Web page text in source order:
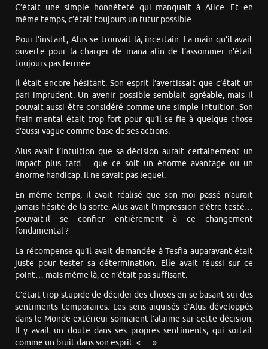
C’était une simple honnêteté qui manquait à Alice. Et en
même temps, c’était toujours un futur possible.
Pour l’instant, Alus se trouvait là, incertain. La main qu’il avait
ouverte pour la charger de mana afin de l’assommer n’était
toujours pas fermée.
Il était encore hésitant. Son esprit l’avertissait que c’était un
pari imprudent. Un avenir possible semblait agréable, mais il
pouvait aussi être considéré comme une simple intuition. Son
frein mental était trop fort pour qu’il se fie à quelque chose
d’aussi vague comme base de ses actions.
Alus avait l’intuition que sa décision aurait certainement un
impact plus tard… que ce soit un énorme avantage ou un
énorme handicap. Il ne savait pas lequel.
En même temps, il avait réalisé que son moi passé n’aurait
jamais hésité de la sorte. Alus avait l’impression d’être testé…
pouvait-il se confier entièrement à ce changement
fondamental ?
La récompense qu’il avait demandée à Tesfia auparavant était
juste pour tester sa détermination. Elle avait réussi sur ce
point… mais même là, ce n’était pas suffisant.
C’était trop stupide de décider des choses en se basant sur des
sentiments temporaires. Les sens aiguisés d’Alus développés
dans le Monde extérieur sonnaient l’alarme sur cette décision.
Il y avait un doute dans ses propres sentiments, qui sortait
comme un bruit dans son esprit. « … »